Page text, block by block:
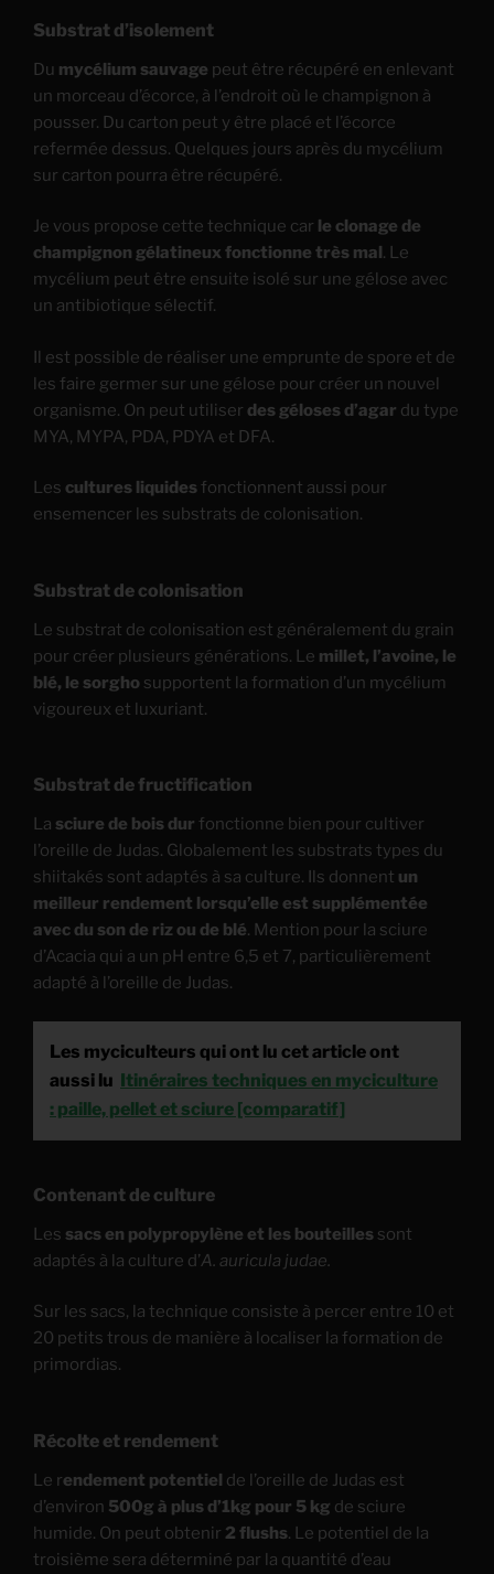
Substrat d’isolement
Du mycélium sauvage peut être récupéré en enlevant
un morceau d’écorce, à l’endroit où le champignon à
pousser. Du carton peut y être placé et l’écorce
refermée dessus. Quelques jours après du mycélium
sur carton pourra être récupéré.
Je vous propose cette technique car le clonage de
champignon gélatineux fonctionne très mal. Le
mycélium peut être ensuite isolé sur une gélose avec
un antibiotique sélectif.
Il est possible de réaliser une emprunte de spore et de
les faire germer sur une gélose pour créer un nouvel
organisme. On peut utiliser des géloses d’agar du type
MYA, MYPA, PDA, PDYA et DFA.
Les cultures liquidesfonctionnent aussi pour
ensemencer les substrats de colonisation.
Substrat de colonisation
Le substrat de colonisation est généralement du grain
pour créer plusieurs générations. Le millet, l’avoine, le
blé, le sorgho supportent la formation d’un mycélium
vigoureux et luxuriant.
Substrat de fructification
La sciure de bois dur fonctionne bien pour cultiver
l’oreille de Judas. Globalement les substrats types du
shiitakés sont adaptés à sa culture. Ils donnent un
meilleur rendement lorsqu’elle est supplémentée
avec du son de riz ou de blé. Mention pour la sciure
d’Acacia qui a un pH entre 6,5 et 7, particulièrement
adapté à l’oreille de Judas.
Les myciculteurs qui ont lu cet article ont
aussi lu Itinéraires techniques en myciculture
: paille, pellet et sciure [comparatif]
Contenant de culture
Les sacs en polypropylène et les bouteilles sont
adaptés à la culture d’A. auricula judae.
Sur les sacs, la technique consiste à percer entre 10 et
20 petits trous de manière à localiser la formation de
primordias.
Récolte et rendement
Le rendement potentiel de l’oreille de Judas est
d’environ 500g à plus d’1kg pour 5 kg de sciure
humide. On peut obtenir 2 flushs. Le potentiel de la
troisième sera déterminé par la quantité d’eau